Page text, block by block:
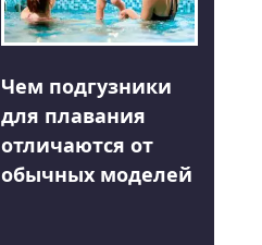
Чем подгузники
для плавания
отличаются от
обычных моделей